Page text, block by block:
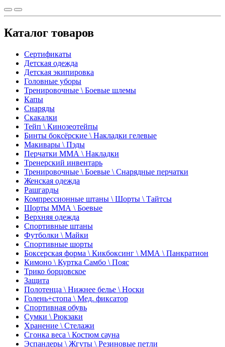
Каталог товаров
Сертификаты
Детская одежда
Детская экипировка
Головные уборы
Тренировочные \ Боевые шлемы
Капы
Снаряды
Скакалки
Тейп \ Кинозеотейпы
Бинты боксёрские \ Накладки гелевые
Макивары \ Пэды
Перчатки ММА \ Накладки
Тренерский инвентарь
Тренировочные \ Боевые \ Снарядные перчатки
Женская одежда
Рашгарды
Компрессионные штаны \ Шорты \ Тайтсы
Шорты ММА \ Боевые
Верхняя одежда
Спортивные штаны
Футболки \ Майки
Спортивные шорты
Боксерская форма \ Кикбоксинг \ ММА \ Панкратион
Кимоно \ Куртка Самбо \ Пояс
Трико борцовское
Защита
Полотенца \ Нижнее белье \ Носки
Голень+стопа \ Мед. фиксатор
Спортивная обувь
Сумки \ Рюкзаки
Хранение \ Стелажи
Сгонка веса \ Костюм сауна
Эспандеры \ Жгуты \ Резиновые петли